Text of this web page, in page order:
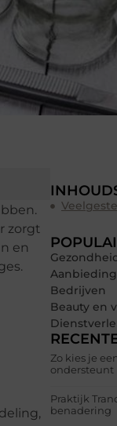
zorgt
en
Bedrijven
Beauty en
Zo kies je
ondersteunt
Praktijk
benadering